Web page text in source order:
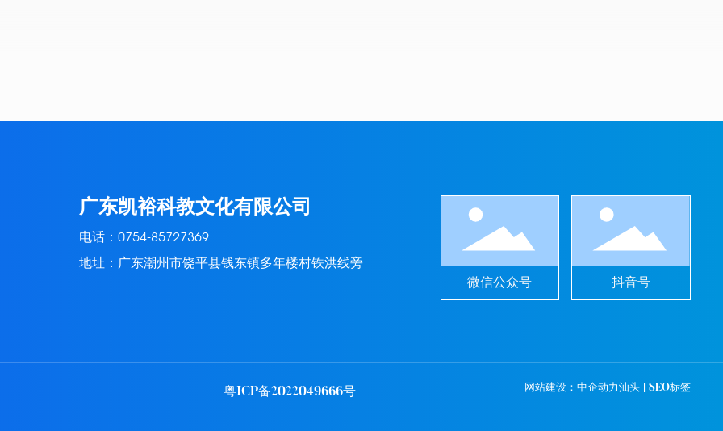
广东凯裕科教文化有限公司
电话： 0754-85727369
地址：广东潮州市饶平县钱东镇多年楼村铁洪线旁
微信公众号 抖音号
粤ICP备2022049666号 网站建设：中企动力汕头| SEO标签